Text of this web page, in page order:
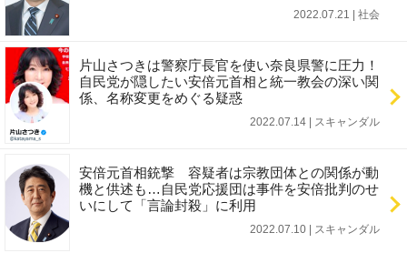
2022.07.21 | 社会
片山さつきは警察庁長官を使い奈良県警に圧力！
自民党が隠したい安倍元首相と統一教会の深い関
係、名称変更をめぐる疑惑
2022.07.14 | スキャンダル
安倍元首相銃撃 容疑者は宗教団体との関係が動
機と供述も…自民党応援団は事件を安倍批判のせ
いにして「言論封殺」に利用
2022.07.10 | スキャンダル